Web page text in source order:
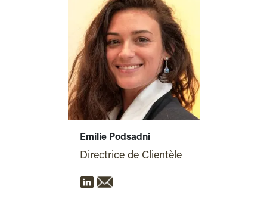
Emilie Podsadni
Directrice de Clientèle